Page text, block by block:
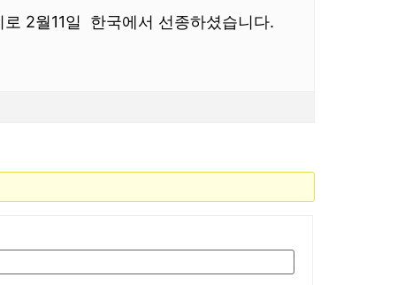
2월11일 한국에서 선종하셨습니다.